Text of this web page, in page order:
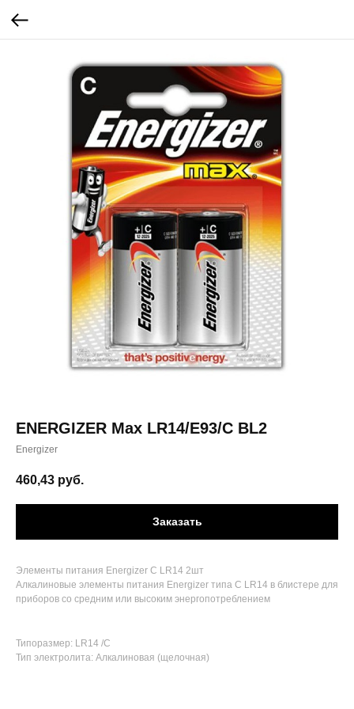
ENERGIZER Max LR14/E93/C BL2
Energizer
460,43 руб.
Заказать
Элементы питания Energizer C LR14 2шт
Алкалиновые элементы питания Energizer типа C LR14 в блистере для
приборов со средним или высоким энергопотреблением
Типоразмер: LR14 /C
Тип электролита: Алкалиновая (щелочная)